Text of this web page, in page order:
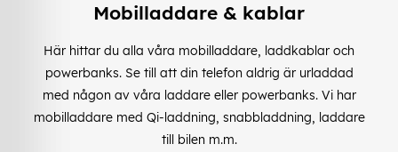
Mobilladdare & kablar
Här hittar du alla våra mobilladdare, laddkablar och
powerbanks. Se till att din telefon aldrig är urladdad
med någon av våra laddare eller powerbanks. Vi har
mobilladdare med Qi-laddning, snabbladdning, laddare
till bilen m.m.